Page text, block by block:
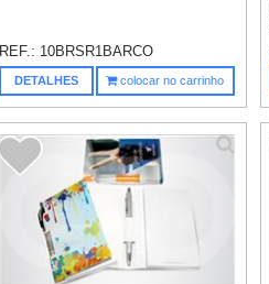
REF.: 10BRSR1BARCO
DETALHES colocar no carrinho